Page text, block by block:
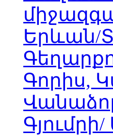
Երևան/
Գորիս,